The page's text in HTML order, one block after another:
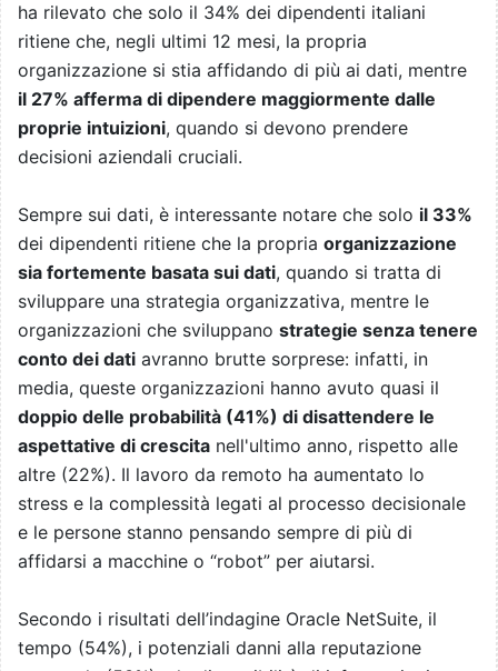
ha rilevato che solo il 34% dei dipendenti italiani
ritiene che, negli ultimi 12 mesi, la propria
organizzazione si stia affidando di più ai dati, mentre
il 27% afferma di dipendere maggiormente dalle
proprie intuizioni, quando si devono prendere
decisioni aziendali cruciali.
Sempre sui dati, è interessante notare che solo il 33%
dei dipendenti ritiene che la propria organizzazione
sia fortemente basata sui dati, quando si tratta di
sviluppare una strategia organizzativa, mentre le
organizzazioni che sviluppano strategie senza tenere
conto dei dati avranno brutte sorprese: infatti, in
media, queste organizzazioni hanno avuto quasi il
doppio delle probabilità (41%) di disattendere le
aspettative di crescita nell'ultimo anno, rispetto alle
altre (22%). Il lavoro da remoto ha aumentato lo
stress e la complessità legati al processo decisionale
e le persone stanno pensando sempre di più di
affidarsi a macchine o “robot” per aiutarsi.
Secondo i risultati dell’indagine Oracle NetSuite, il
tempo (54%), i potenziali danni alla reputazione